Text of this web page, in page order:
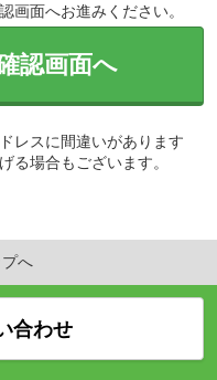
画面へお進みください。
認画面へ
レスに間違いがあります
る場合もございます。
へ
合わせ